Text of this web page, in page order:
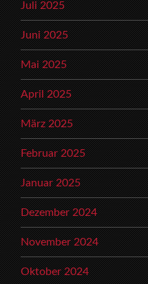
Juli 2025
Juni 2025
Mai 2025
April 2025
März 2025
Februar 2025
Januar 2025
Dezember 2024
November 2024
Oktober 2024